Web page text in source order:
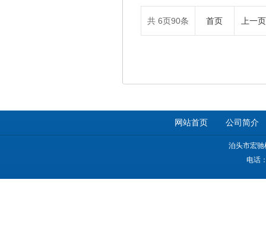
共 6页90条 首页 上一页
网站首页 公司简介
泊头市宏
电话